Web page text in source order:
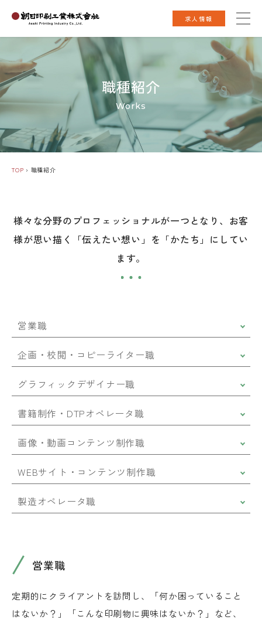
求人情報
職種紹介
Works
TOP › 職種紹介
様々な分野のプロフェッショナルが一つとなり、 お客
様が思い描く「伝えたい想い」を「かたち」にしてい
ます。
営業職
企画・校閲・ コピーライター職
グラフィックデザイナー職
書籍制作・ DTPオペレータ職
画像・動画コンテンツ制作職
WEBサイト・ コンテンツ制作職
製造オペレータ職
営業職
定期的にクライアントを訪問し、「何か困っていること
はないか？」「こんな印刷物に興味はないか？」など、